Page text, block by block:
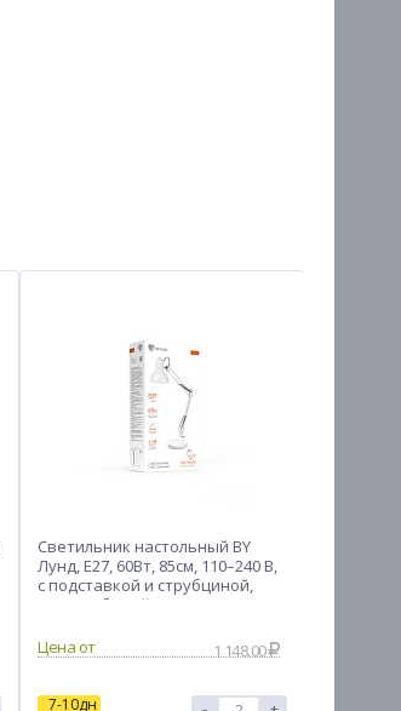
Светильник настольный BY
Лунд, E27, 60Вт, 85см, 110–240 В,
с подставкой и струбциной,
металл, белый
1 148.00
7-10дн